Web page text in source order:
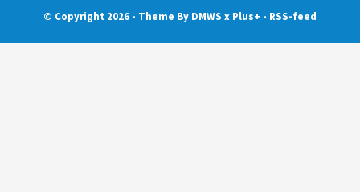
© Copyright 2026 - Theme By DMWS x Plus+ - RSS-feed